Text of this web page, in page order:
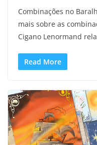
Combinações no
mais sobre as
Cigano Lenormand
Read More